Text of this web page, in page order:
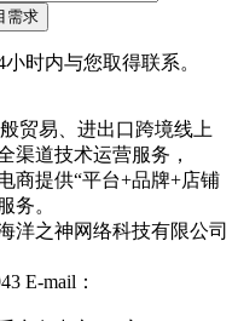
时内与您取得联系。
贸易、进出口跨境线上
渠道技术运营服务，
商提供“平台+品牌+店铺
务。
洋之神网络科技有限公司
E-mail：